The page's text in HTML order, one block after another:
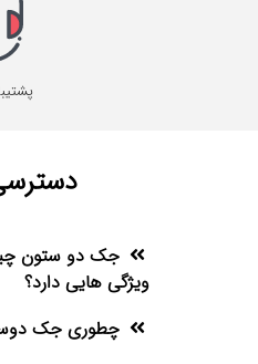
پشتیبانی
جک دو ستون
ویژگی هایی دارد؟
چطوری جک